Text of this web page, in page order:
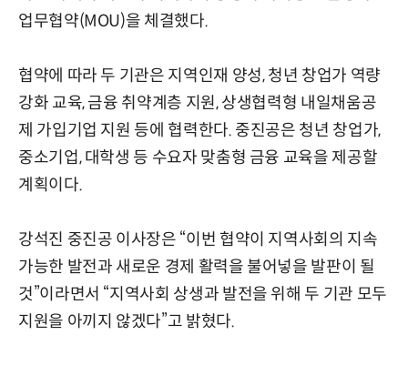
업무협약(MOU)을 체결했다.
협약에 따라 두 기관은 지역인재 양성, 청년 창업가 역량
강화 교육, 금융 취약계층 지원, 상생협력형 내일채움공
제 가입기업 지원 등에 협력한다. 중진공은 청년 창업가,
중소기업, 대학생 등 수요자 맞춤형 금융 교육을 제공할
계획이다.
강석진 중진공 이사장은 “이번 협약이 지역사회의 지속
가능한 발전과 새로운 경제 활력을 불어넣을 발판이 될
것”이라면서 “지역사회 상생과 발전을 위해 두 기관 모두
지원을 아끼지 않겠다”고 밝혔다.